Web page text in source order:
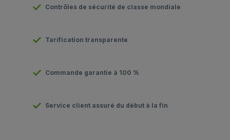
Contrôles de sécurité de classe mondiale
Tarification transparente
Commande garantie à 100 %
Service client assuré du début à la fin